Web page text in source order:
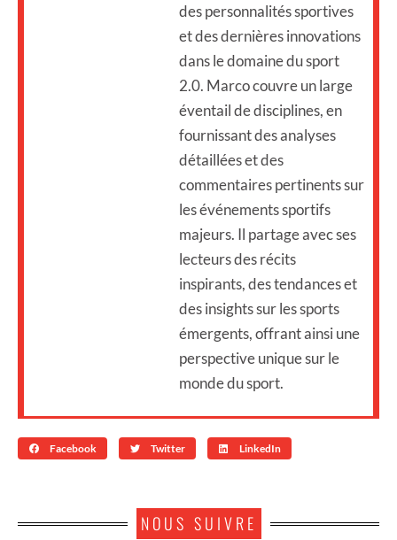
des personnalités sportives
et des dernières innovations
dans le domaine du sport
2.0. Marco couvre un large
éventail de disciplines, en
fournissant des analyses
détaillées et des
commentaires pertinents sur
les événements sportifs
majeurs. Il partage avec ses
lecteurs des récits
inspirants, des tendances et
des insights sur les sports
émergents, offrant ainsi une
perspective unique sur le
monde du sport.
Facebook Twitter LinkedIn
NOUS SUIVRE